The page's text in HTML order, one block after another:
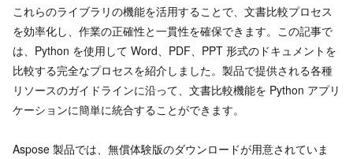
これらのライブラリの機能を活用することで、文書比較プロセス
を効率化し、作業の正確性と一貫性を確保できます。この記事で
は、Python を使用して Word、PDF、PPT 形式のドキュメントを
比較する完全なプロセスを紹介しました。製品で提供される各種
リソースのガイドラインに沿って、文書比較機能を Python アプリ
ケーションに簡単に統合することができます。
Aspose 製品では、無償体験版のダウンロードが用意されていま